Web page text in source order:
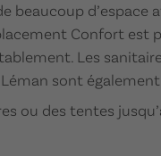
beaucoup d’espace
Confort est
Les
sont
ou des tentes